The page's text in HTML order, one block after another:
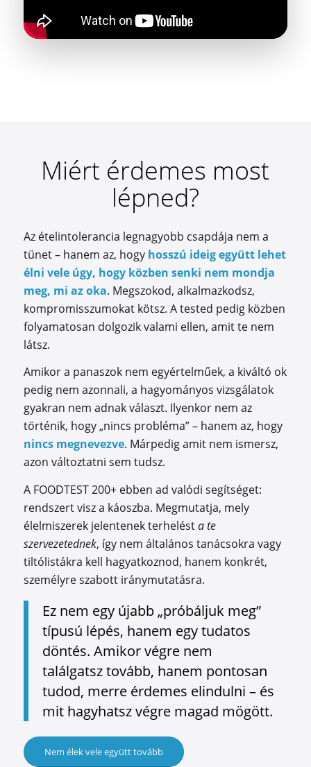
Miért érdemes most
lépned?
Az ételintolerancia legnagyobb csapdája nem a
tünet – hanem az, hogy hosszú ideig együtt lehet
élni vele úgy, hogy közben senki nem mondja
meg, mi az oka. Megszokod, alkalmazkodsz,
kompromisszumokat kötsz. A tested pedig közben
folyamatosan dolgozik valami ellen, amit te nem
látsz.
Amikor a panaszok nem egyértelműek, a kiváltó ok
pedig nem azonnali, a hagyományos vizsgálatok
gyakran nem adnak választ. Ilyenkor nem az
történik, hogy „nincs probléma” – hanem az, hogy
nincs megnevezve. Márpedig amit nem ismersz,
azon változtatni sem tudsz.
A FOODTEST 200+ ebben ad valódi segítséget:
rendszert visz a káoszba. Megmutatja, mely
élelmiszerek jelentenek terhelésta te
szervezetednek, így nem általános tanácsokra vagy
tiltólistákra kell hagyatkoznod, hanem konkrét,
személyre szabott iránymutatásra.
Ez nem egy újabb „próbáljuk meg”
típusú lépés, hanem egy tudatos
döntés. Amikor végre nem
találgatsz tovább, hanem pontosan
tudod, merre érdemes elindulni – és
mit hagyhatsz végre magad mögött.
Nem élek vele együtt tovább